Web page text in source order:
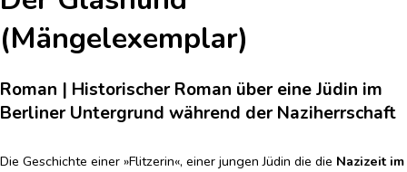
(Mängelexemplar)
Roman | Historischer Roman über eine Jüdin im
Berliner Untergrund während der Naziherrschaft
Die Geschichte einer »Flitzerin«, einer jungen Jüdin die die Nazizeit im